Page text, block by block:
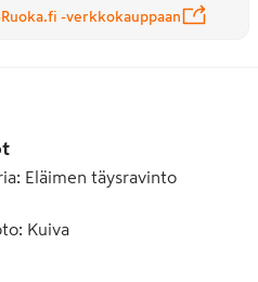
toimintaa ja tukevat
Hau-Haun
-verkkokauppaan
: Eläimen täysravinto
: Kuiva